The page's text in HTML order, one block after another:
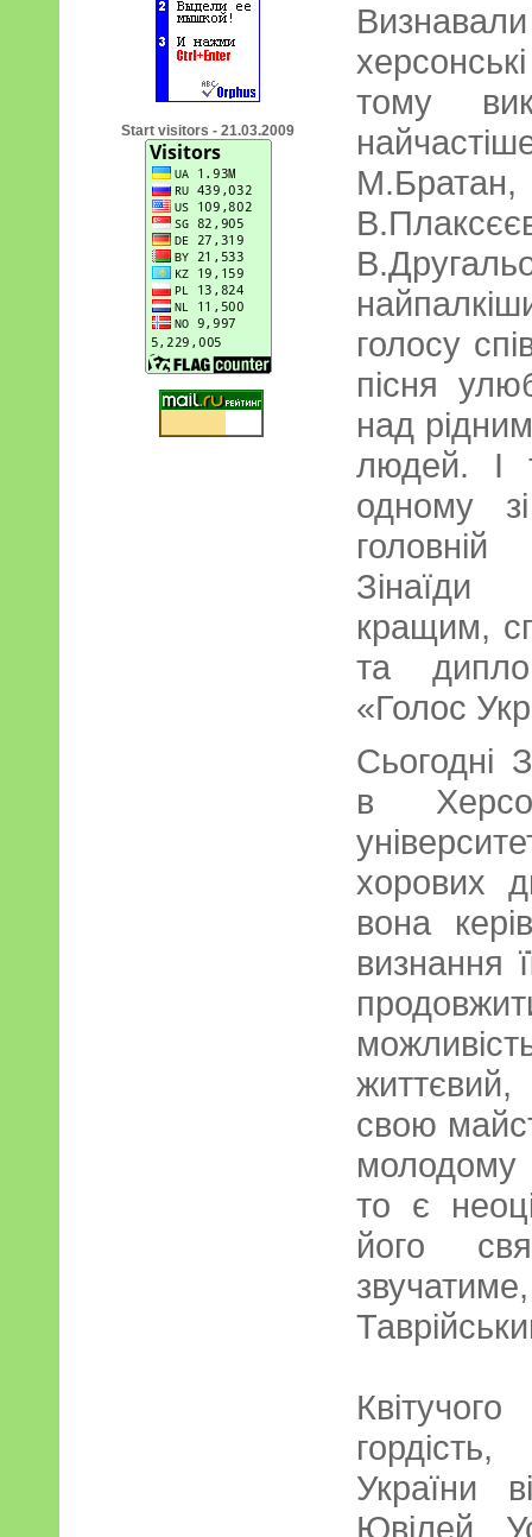
Start visitors - 21.03.2009
тому
голосу
пісня
над
людей. І
одному
Зінаїди
кращим,
та
«Голос
Сьогодні
в
хорових
вона
визнання
свою
молодому
то є
його
України
Ювілей.